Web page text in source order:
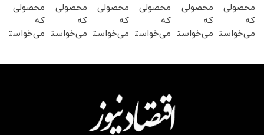
محصولی
که
می‌خواستی
محصولی
که
می‌خواستی
محصولی
که
می‌خواستی
بخر !
محصولی
که
می‌خواستی
بخر !
محصولی
که
می‌خواستی
محصولی
که
می‌خواستی